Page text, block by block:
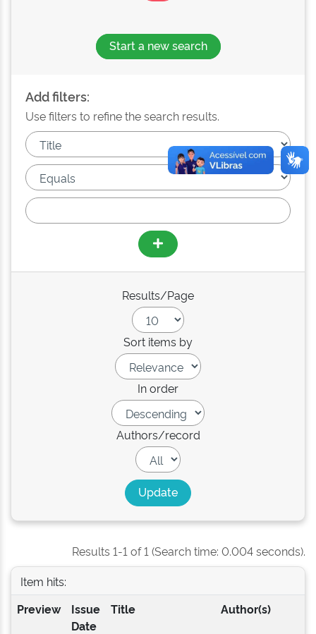
Start a new search
Add filters:
Use filters to refine the search results.
Results/Page
Sort items by
In order
Authors/record
Results 1-1 of 1 (Search time: 0.004 seconds).
Item hits:
Preview
Issue
Date
Title Author(s)